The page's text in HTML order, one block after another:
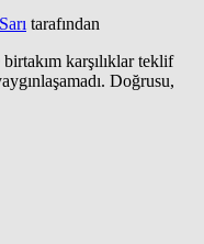
tarafından
karşılıklar teklif
Doğrusu,